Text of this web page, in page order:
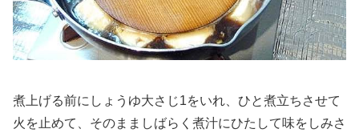
煮上げる前にしょうゆ大さじ1をいれ、ひと煮立ちさせて
火を止めて、そのまましばらく煮汁にひたして味をしみさ